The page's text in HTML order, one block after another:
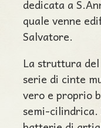
dedicata a
quale venne
Salvatore.
La struttura
serie di cinte
vero e proprio
semi-